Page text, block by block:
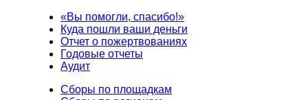
«Вы помогли, спасибо!»
Куда пошли ваши деньги
Отчет о пожертвованиях
Годовые отчеты
Аудит
Сборы по площадкам